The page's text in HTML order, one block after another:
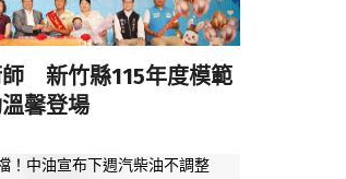
新竹縣115年度模範
馨登場